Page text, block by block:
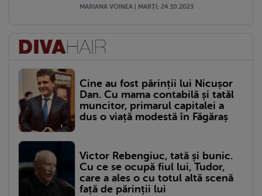
MARIANA VOINEA | MARŢI, 24.10.2023
Cine au fost părinții lui Nicușor
Dan. Cu mama contabilă și tatăl
muncitor, primarul capitalei a
dus o viață modestă în Făgăraș
Victor Rebengiuc, tată și bunic.
Cu ce se ocupă fiul lui, Tudor,
care a ales o cu totul altă scenă
față de părinții lui